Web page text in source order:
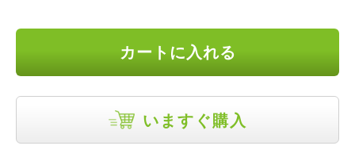
カートに入れる
いますぐ購入